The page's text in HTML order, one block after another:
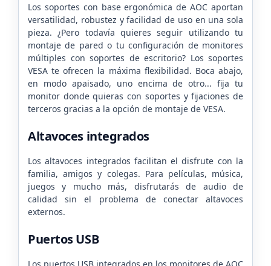
Los soportes con base ergonómica de AOC aportan
versatilidad, robustez y facilidad de uso en una sola
pieza. ¿Pero todavía quieres seguir utilizando tu
montaje de pared o tu configuración de monitores
múltiples con soportes de escritorio? Los soportes
VESA te ofrecen la máxima flexibilidad. Boca abajo,
en modo apaisado, uno encima de otro... fija tu
monitor donde quieras con soportes y fijaciones de
terceros gracias a la opción de montaje de VESA.
Altavoces integrados
Los altavoces integrados facilitan el disfrute con la
familia, amigos y colegas. Para películas, música,
juegos y mucho más, disfrutarás de audio de
calidad sin el problema de conectar altavoces
externos.
Puertos USB
Los puertos USB integrados en los monitores de AOC